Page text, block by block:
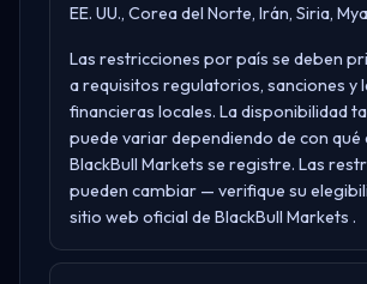
EE. UU., Corea del Norte, Irán, Siria,
Las restricciones por país se deben
a requisitos regulatorios, sanciones y
financieras locales. La disponibilidad
puede variar dependiendo de con qué
BlackBull Markets se registre. Las
pueden cambiar — verifique su
sitio web oficial de BlackBull Markets .